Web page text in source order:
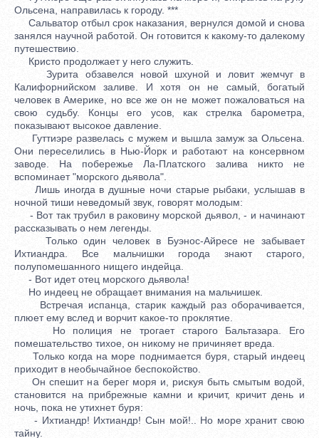
Ольсена, направилась к городу. ***
Сальватор отбыл срок наказания, вернулся домой и снова
занялся научной работой. Он готовится к какому-то далекому
путешествию.
Кристо продолжает у него служить.
Зурита обзавелся новой шхуной и ловит жемчуг в
Калифорнийском заливе. И хотя он не самый, богатый
человек в Америке, но все же он не может пожаловаться на
свою судьбу. Концы его усов, как стрелка барометра,
показывают высокое давление.
Гуттиэре развелась с мужем и вышла замуж за Ольсена.
Они переселились в Нью-Йорк и работают на консервном
заводе. На побережье Ла-Платского залива никто не
вспоминает "морского дьявола".
Лишь иногда в душные ночи старые рыбаки, услышав в
ночной тиши неведомый звук, говорят молодым:
- Вот так трубил в раковину морской дьявол, - и начинают
рассказывать о нем легенды.
Только один человек в Буэнос-Айресе не забывает
Ихтиандра. Все мальчишки города знают старого,
полупомешанного нищего индейца.
- Вот идет отец морского дьявола!
Но индеец не обращает внимания на мальчишек.
Встречая испанца, старик каждый раз оборачивается,
плюет ему вслед и ворчит какое-то проклятие.
Но полиция не трогает старого Бальтазара. Его
помешательство тихое, он никому не причиняет вреда.
Только когда на море поднимается буря, старый индеец
приходит в необычайное беспокойство.
Он спешит на берег моря и, рискуя быть смытым водой,
становится на прибрежные камни и кричит, кричит день и
ночь, пока не утихнет буря:
- Ихтиандр! Ихтиандр! Сын мой!.. Но море хранит свою
тайну.